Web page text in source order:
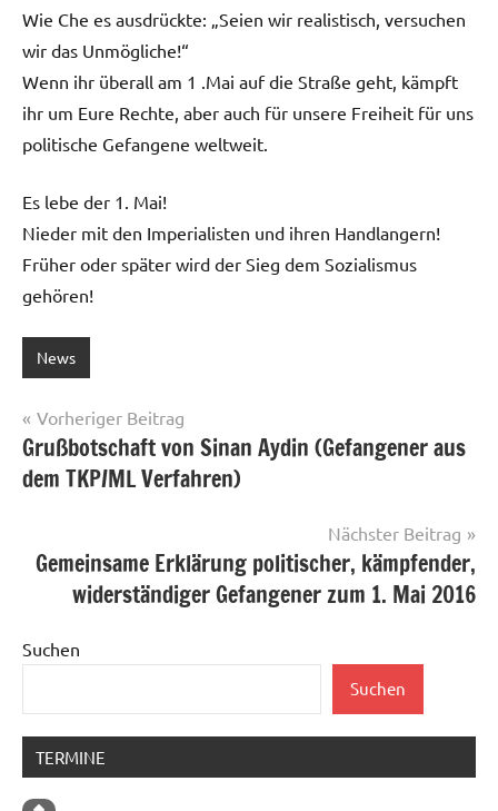
Wie Che es ausdrückte: „Seien wir realistisch, versuchen
wir das Unmögliche!“
Wenn ihr überall am 1 .Mai auf die Straße geht, kämpft
ihr um Eure Rechte, aber auch für unsere Freiheit für uns
politische Gefangene weltweit.
Es lebe der 1. Mai!
Nieder mit den Imperialisten und ihren Handlangern!
Früher oder später wird der Sieg dem Sozialismus
gehören!
News
Beitragsnavigation
Vorheriger Beitrag
Grußbotschaft von Sinan Aydin (Gefangener aus
dem TKP/ML Verfahren)
Nächster Beitrag
Gemeinsame Erklärung politischer, kämpfender,
widerständiger Gefangener zum 1. Mai 2016
Suchen
Suchen
TERMINE